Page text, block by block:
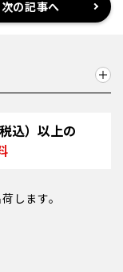
次の記事へ
込）以上の
します。